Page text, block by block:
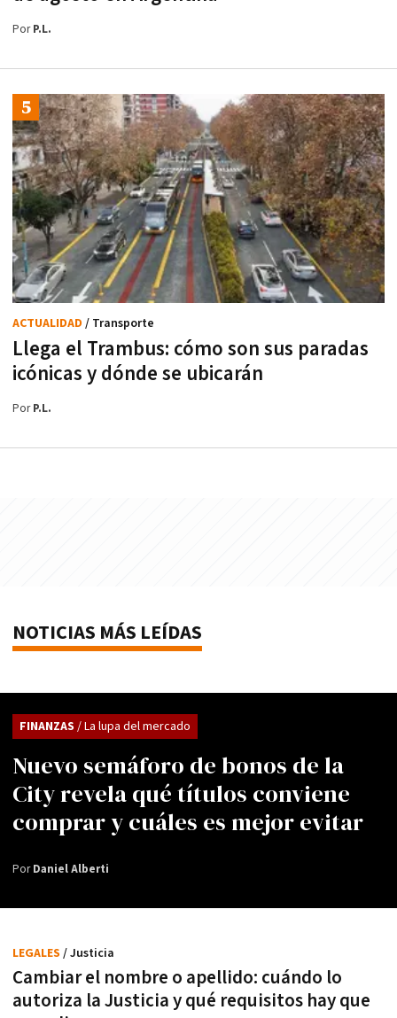
PorP.L.
Llega el Trambus: cómo son sus paradas
icónicas y dónde se ubicarán
ACTUALIDAD / Transporte
PorP.L.
NOTICIAS MÁS LEÍDAS
Nuevo semáforo de bonos de la
City revela qué títulos conviene
comprar y cuáles es mejor evitar
FINANZAS / La lupa del mercado
PorDaniel Alberti
Cambiar el nombre o apellido: cuándo lo
autoriza la Justicia y qué requisitos hay que
LEGALES / Justicia